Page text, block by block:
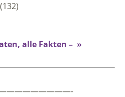
(132)
alle Fakten – »